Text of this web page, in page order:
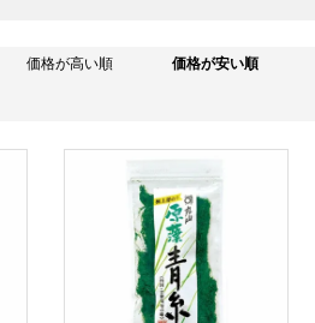
価格が高い順 価格が安い順